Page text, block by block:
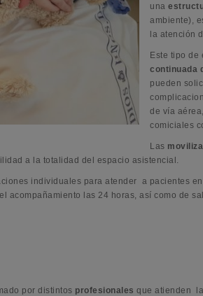
una
ambiente),
la atención
Este tipo de
continuada
pueden
de vía
comiciales
Las
a la totalidad del espacio asistencial.
individuales para atender a pacientes
acompañamiento las 24 horas, así como de
por distintos profesionales que atienden